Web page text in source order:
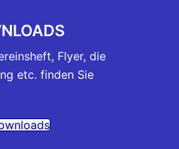
Flyer, die
etc. finden Sie